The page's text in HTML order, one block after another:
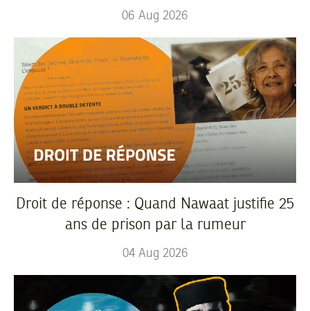
06 Aug 2026
Droit de réponse : Quand Nawaat justifie 25
ans de prison par la rumeur
04 Aug 2026